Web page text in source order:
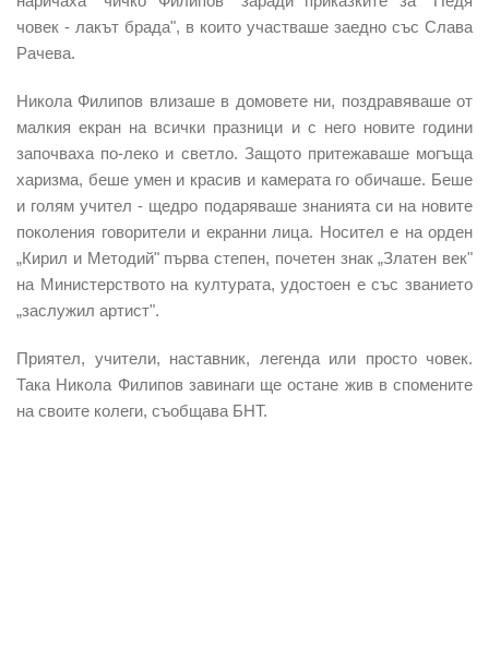
човек - лакът брада", в които участваше заедно със Слава
Рачева.
Никола Филипов влизаше в домовете ни, поздравяваше от
малкия екран на всички празници и с него новите години
започваха по-леко и светло. Защото притежаваше могъща
харизма, беше умен и красив и камерата го обичаше. Беше
и голям учител - щедро подаряваше знанията си на новите
поколения говорители и екранни лица. Носител е на орден
„Кирил и Методий" първа степен, почетен знак „Златен век"
на Министерството на културата, удостоен е със званието
„заслужил артист".
Приятел, учители, наставник, легенда или просто човек.
Така Никола Филипов завинаги ще остане жив в спомените
на своите колеги, съобщава БНТ.